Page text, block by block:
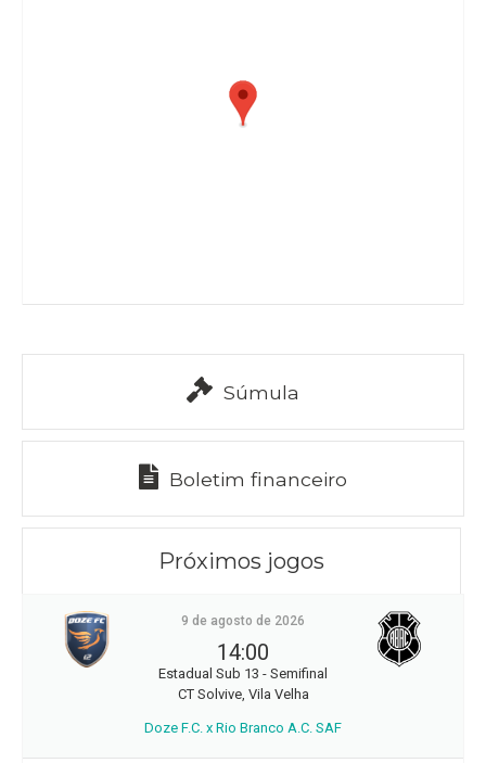
Súmula
Boletim financeiro
Próximos jogos
9 de agosto de 2026
14:00
Estadual Sub 13 - Semifinal
CT Solvive, Vila Velha
Doze F.C. x Rio Branco A.C. SAF